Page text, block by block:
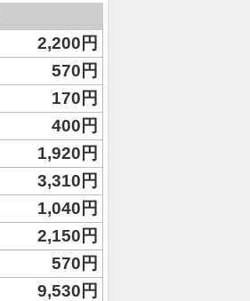
2,200円
570円
170円
400円
1,920円
3,310円
1,040円
2,150円
570円
9,530円